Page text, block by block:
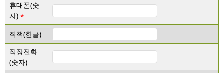
휴대폰(숫
자)
직책(한글)
직장전화
(숫자)